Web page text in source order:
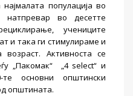
популација во
натпревар во десетте
учениците
и така ги стимулираме и
Активноста се
„Пакомак“ „4 select“ и
основни општински
општината.